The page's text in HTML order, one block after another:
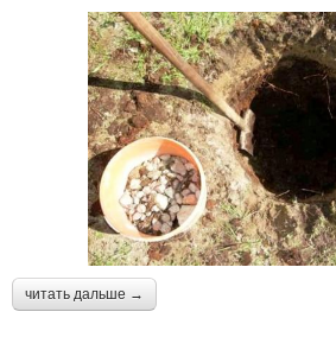
читать дальше →